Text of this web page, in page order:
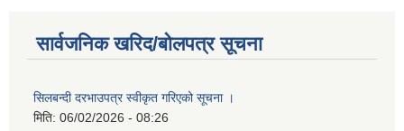
सार्वजनिक खरिद/बोलपत्र सूचना
सिलबन्दी दरभाउपत्र स्वीकृत गरिएको सूचना ।
मिति: 06/02/2026 - 08:26